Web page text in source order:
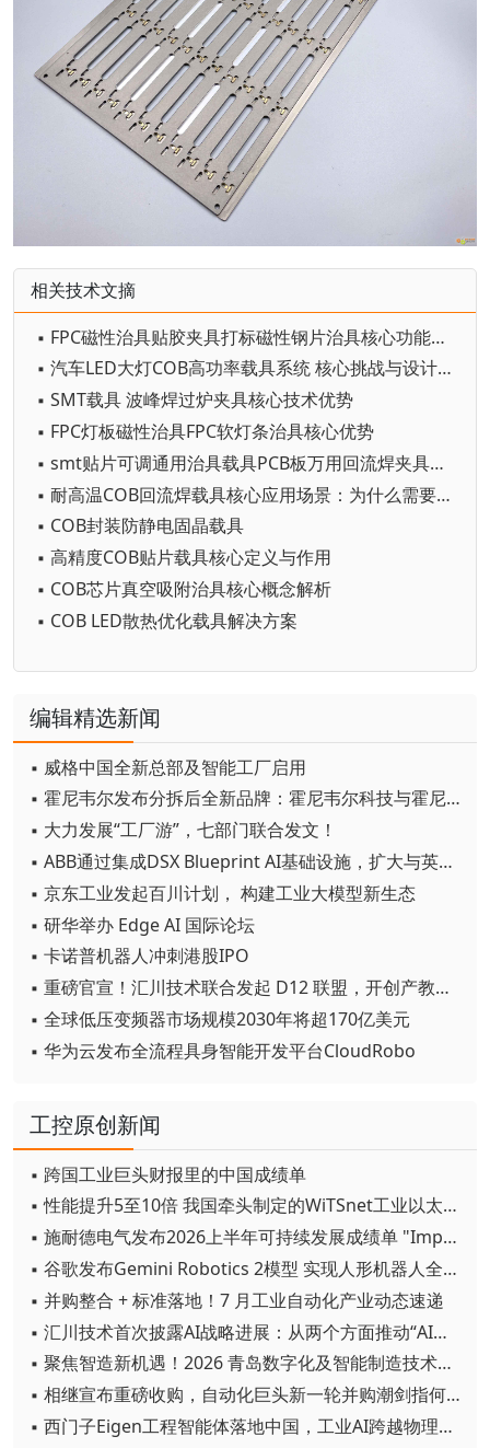
相关技术文摘
▪ FPC磁性治具贴胶夹具打标磁性钢片治具核心功能与原理
▪ 汽车LED大灯COB高功率载具系统 核心挑战与设计目标
▪ SMT载具 波峰焊过炉夹具核心技术优势
▪ FPC灯板磁性治具FPC软灯条治具核心优势
▪ smt贴片可调通用治具载具PCB板万用回流焊夹具卡扣弹簧治具
▪ 耐高温COB回流焊载具核心应用场景：为什么需要它？
▪ COB封装防静电固晶载具
▪ 高精度COB贴片载具核心定义与作用
▪ COB芯片真空吸附治具核心概念解析
▪ COB LED散热优化载具解决方案
编辑精选新闻
▪ 威格中国全新总部及智能工厂启用
▪ 霍尼韦尔发布分拆后全新品牌：霍尼韦尔科技与霍尼韦尔航空航天
▪ 大力发展“工厂游”，七部门联合发文！
▪ ABB通过集成DSX Blueprint AI基础设施，扩大与英伟达的合作
▪ 京东工业发起百川计划， 构建工业大模型新生态
▪ 研华举办 Edge AI 国际论坛
▪ 卡诺普机器人冲刺港股IPO
▪ 重磅官宣！汇川技术联合发起 D12 联盟，开创产教融合新范式
▪ 全球低压变频器市场规模2030年将超170亿美元
▪ 华为云发布全流程具身智能开发平台CloudRobo
工控原创新闻
▪ 跨国工业巨头财报里的中国成绩单
▪ 性能提升5至10倍 我国牵头制定的WiTSnet工业以太网国际标准正式发布
▪ 施耐德电气发布2026上半年可持续发展成绩单 "Impact 2030"路线图开局稳健
▪ 谷歌发布Gemini Robotics 2模型 实现人形机器人全身智能控制突破
▪ 并购整合 + 标准落地！7 月工业自动化产业动态速递
▪ 汇川技术首次披露AI战略进展：从两个方面推动“AI业务化”落地
▪ 聚焦智造新机遇！2026 青岛数字化及智能制造技术论坛圆满落幕
▪ 相继宣布重磅收购，自动化巨头新一轮并购潮剑指何方？
▪ 西门子Eigen工程智能体落地中国，工业AI跨越物理世界“确定性”拐点